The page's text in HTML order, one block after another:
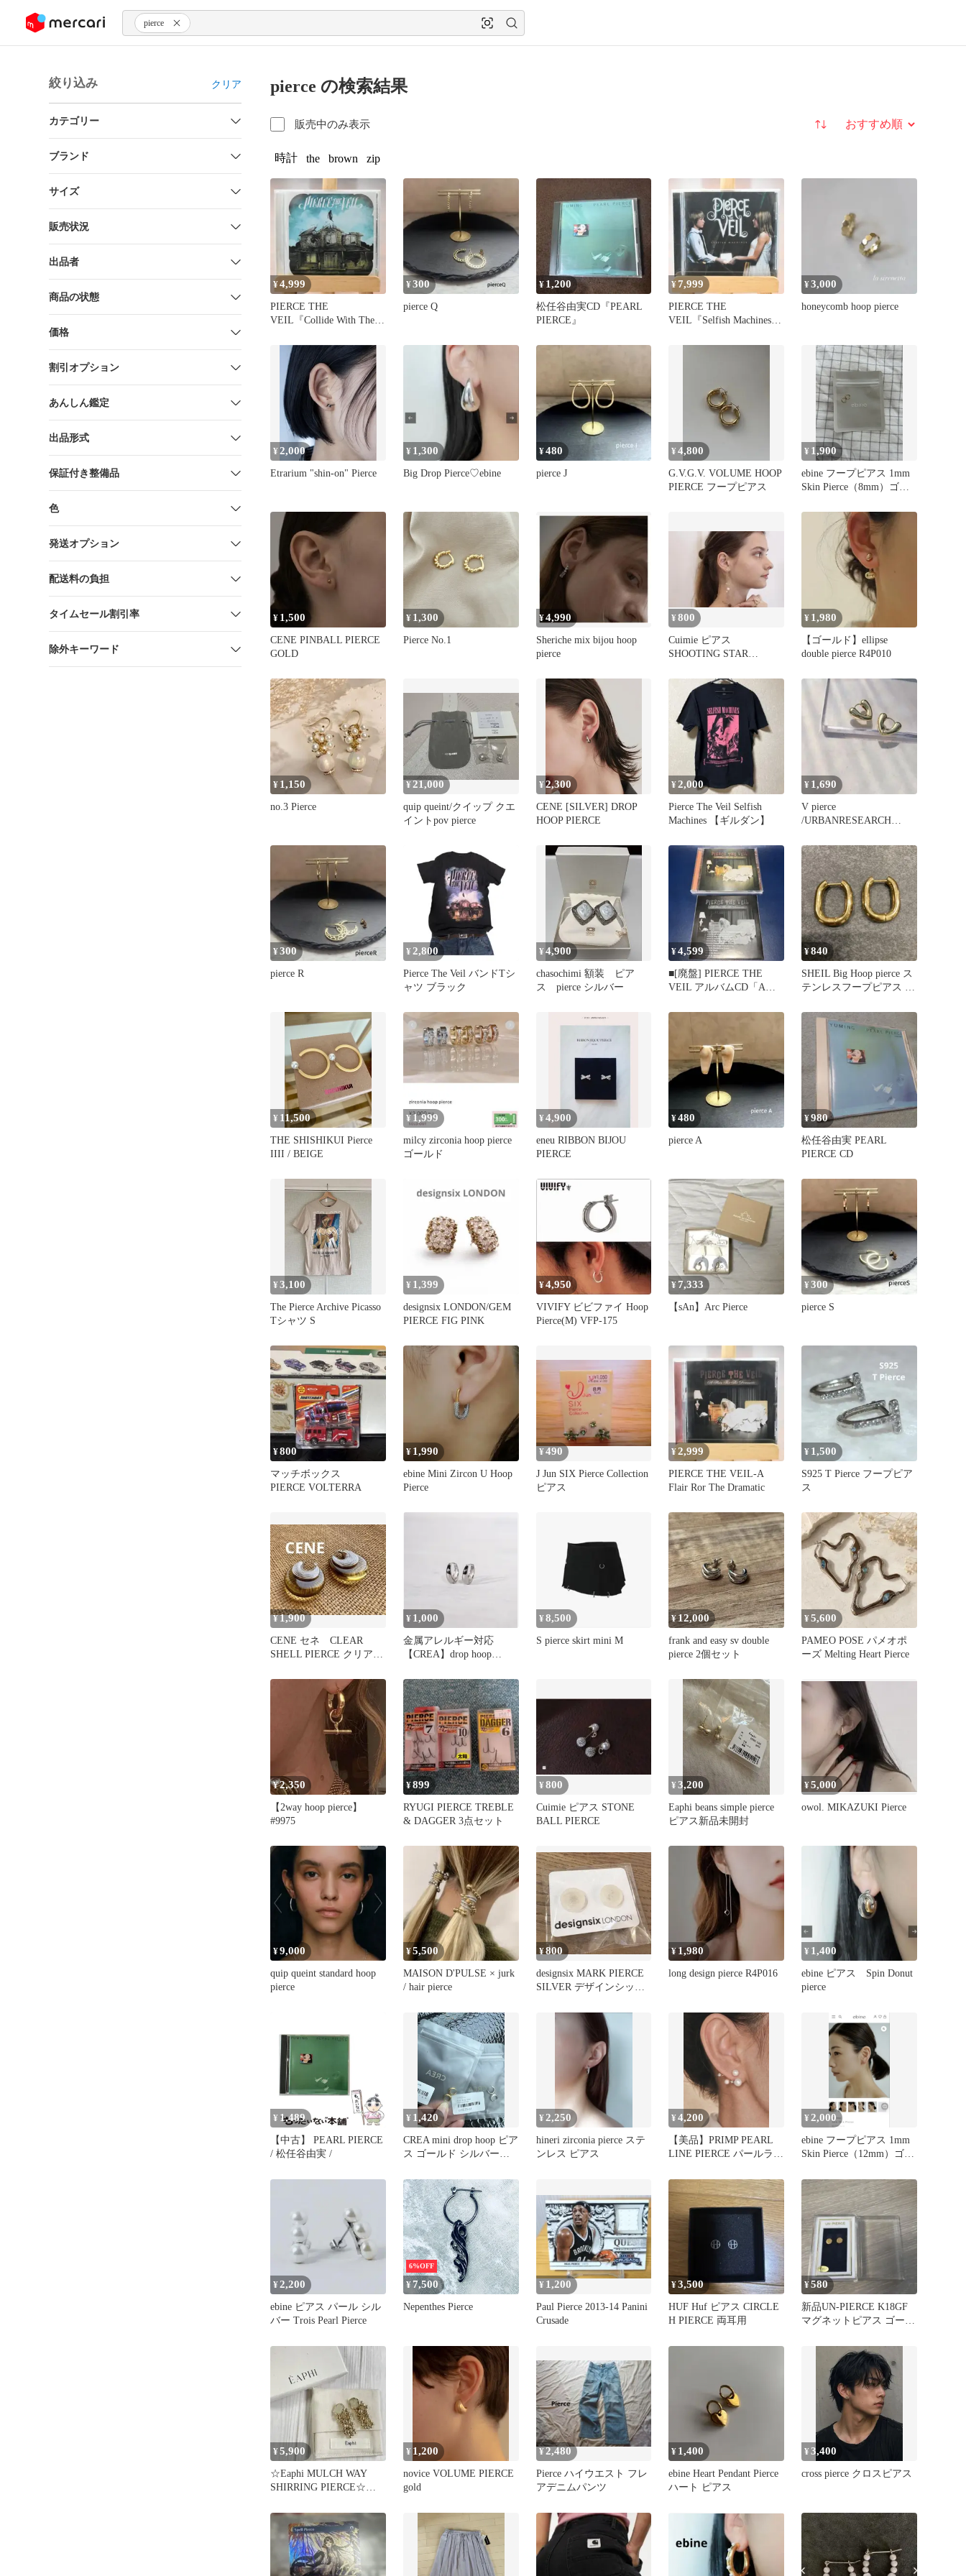
ツにスキップ pierce
絞り込み クリア
カテゴリー
ブランド
サイズ
販売状況
出品者
商品の状態
価格
割引オプション
あんしん鑑定
出品形式
保証付き整備品
色
発送オプション
配送料の負担
タイムセール割引率
除外キーワード
pierce の検索結果
販売中のみ表示 並び替え
時計 the brown zip
¥4,999
PIERCE THE
VEIL『Collide With The
¥300
pierce Q
¥ 1,200
松任谷由実CD『PEARL
PIERCE』
¥7,999
PIERCE THE
VEIL『Selfish Machines』
¥3,000
honeycomb hoop pierce
¥2,000
Etrarium "shin-on" Pierce
¥ 1,300
Big Drop Pierce♡ebine
¥480
pierce J
¥4,800
G.V.G.V. VOLUME HOOP
PIERCE フープピアス
¥ 1,900
ebine フープピアス 1mm
Skin Pierce（8mm）ゴー
¥ 1,500
CENE PINBALL PIERCE
GOLD
¥ 1,300
Pierce No.1
¥4,990
Sheriche mix bijou hoop
pierce
¥800
Cuimie ピアス
SHOOTING STAR
¥ 1,980
【ゴールド】ellipse
double pierce R4P010
¥ 1,150
no.3 Pierce
¥ 21,000
quip queint/クイップ クエ
イントpov pierce
¥2,300
CENE [SILVER] DROP
HOOP PIERCE
¥2,000
Pierce The Veil Selfish
Machines 【ギルダン】
¥ 1,690
V pierce
/URBANRESEARCH
¥300
pierce R
¥ 2,800
Pierce The Veil バンドTシ
ャツ ブラック
¥4,900
chasochimi 額装 ピア
ス pierce シルバー
¥4,599
■[廃盤] PIERCE THE
VEIL アルバムCD「A
¥840
SHEIL Big Hoop pierce ス
テンレスフープピアス ゴ
¥ 11,500
THE SHISHIKUI Pierce
IIII / BEIGE
¥1,999
milcy zirconia hoop pierce
ゴールド
¥4,900
eneu RIBBON BIJOU
PIERCE
¥480
pierce A
¥980
松任谷由実 PEARL
PIERCE CD
¥3,100
The Pierce Archive Picasso
Tシャツ S
¥ 1,399
designsix LONDON/GEM
PIERCE FIG PINK
¥4,950
VIVIFY ビビファイ Hoop
Pierce(M) VFP-175
¥ 7,333
【sAn】Arc Pierce
¥300
pierce S
¥800
マッチボックス
PIERCE VOLTERRA
¥ 1,990
ebine Mini Zircon U Hoop
Pierce
¥490
J Jun SIX Pierce Collection
ピアス
¥2,999
PIERCE THE VEIL-A
Flair Ror The Dramatic
¥ 1,500
S925 T Pierce フープピア
ス
¥1,900
CENE セネ CLEAR
SHELL PIERCE クリアシ
¥ 1,000
金属アレルギー対応
【CREA】drop hoop
¥8,500
S pierce skirt mini M
¥12,000
frank and easy sv double
pierce 2個セット
¥5,600
PAMEO POSE パメオポ
ーズ Melting Heart Pierce
¥2,350
【2way hoop pierce】
#9975
¥899
RYUGI PIERCE TREBLE
& DAGGER 3点セット
¥800
Cuimie ピアス STONE
BALL PIERCE
¥3,200
Eaphi beans simple pierce
ピアス新品未開封
¥5,000
owol. MIKAZUKI Pierce
¥9,000
quip queint standard hoop
pierce
¥5,500
MAISON D'PULSE × jurk
/ hair pierce
¥800
designsix MARK PIERCE
SILVER デザインシック
¥1,980
long design pierce R4P016
¥ 1,400
ebine ピアス Spin Donut
pierce
¥ 1,489
【中古】 PEARL PIERCE
/ 松任谷由実 /
¥ 1,420
CREA mini drop hoop ピア
ス ゴールド シルバー
¥2,250
hineri zirconia pierce ステ
ンレス ピアス
¥4,200
【美品】PRIMP PEARL
LINE PIERCE パールライ
¥2,000
ebine フープピアス 1mm
Skin Pierce（12mm）ゴー
¥2,200
ebine ピアス パール シル
バー Trois Pearl Pierce
6%OFF
¥7,500
Nepenthes Pierce
¥ 1,200
Paul Pierce 2013-14 Panini
Crusade
¥3,500
HUF Huf ピアス CIRCLE
H PIERCE 両耳用
¥580
新品UN-PIERCE K18GF
マグネットピアス ゴール
¥5,900
☆Eaphi MULCH WAY
SHIRRING PIERCE☆ゴ
¥ 1,200
novice VOLUME PIERCE
gold
¥2,480
Pierce ハイウエスト フレ
アデニムパンツ
¥ 1,400
ebine Heart Pendant Pierce
ハート ピアス
¥3,400
cross pierce クロスピアス